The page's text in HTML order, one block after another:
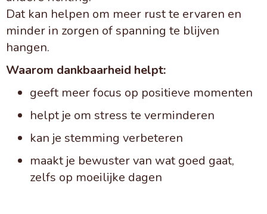
Dat kan helpen om meer rust te ervaren en
minder in zorgen of spanning te blijven
hangen.
Waarom dankbaarheid helpt:
geeft meer focus op positieve momenten
helpt je om stress te verminderen
kan je stemming verbeteren
maakt je bewuster van wat goed gaat,
zelfs op moeilijke dagen